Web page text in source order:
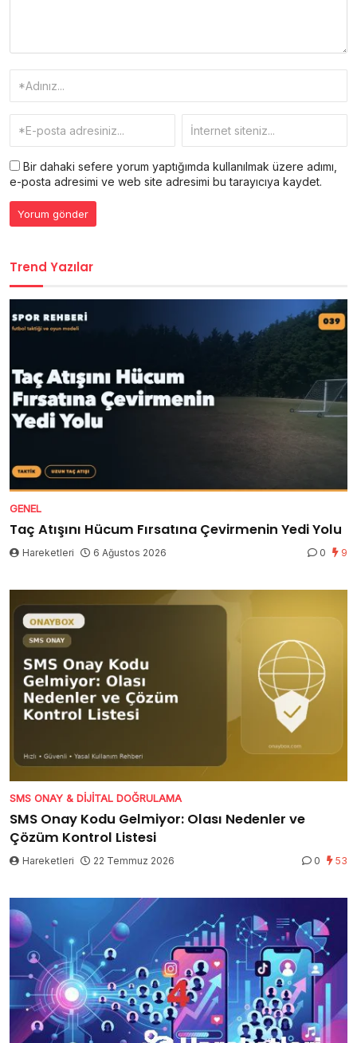
Bir dahaki sefere yorum yaptığımda kullanılmak üzere adımı,
e-posta adresimi ve web site adresimi bu tarayıcıya kaydet.
Trend Yazılar
GENEL
Taç Atışını Hücum Fırsatına Çevirmenin Yedi Yolu
Hareketleri 6 Ağustos 2026 0 9
SMS ONAY & DIJITAL DOĞRULAMA
SMS Onay Kodu Gelmiyor: Olası Nedenler ve
Çözüm Kontrol Listesi
Hareketleri 22 Temmuz 2026 0 53